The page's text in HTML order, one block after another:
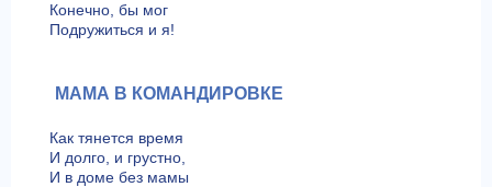
Конечно, бы мог
Подружиться и я!
МАМА В КОМАНДИРОВКЕ
Как тянется время
И долго, и грустно,
И в доме без мамы